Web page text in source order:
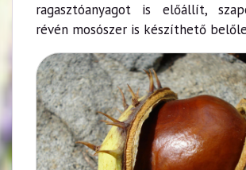
ragasztóanyagot is előállít,
révén mosószer is készíthető